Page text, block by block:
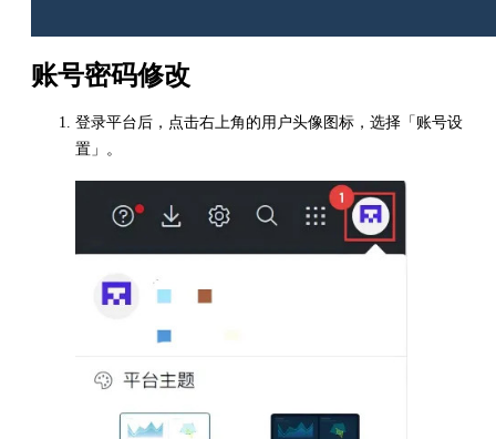
账号密码修改
登录平台后，点击右上角的用户头像图标，选择「账号设
置」。